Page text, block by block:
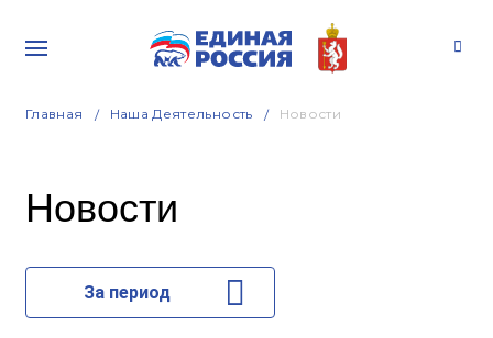
Главная Наша Деятельность Новости
Новости
За период